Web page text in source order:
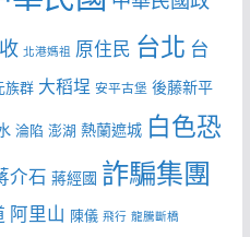
北港媽祖 原住民 台北 台
族群 大稻埕 安平古堡 後藤新平
淪陷 澎湖 熱蘭遮城 白色恐
介石 蔣經國 詐騙集團
阿里山 陳儀 飛行 龍騰斷橋